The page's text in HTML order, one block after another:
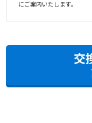
にご案内いたします。
交